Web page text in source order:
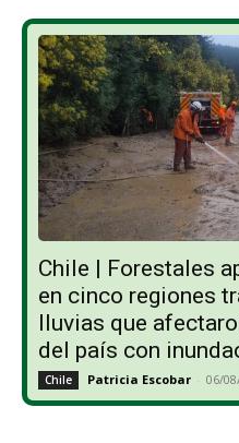
Chile | Forestales
en cinco regiones
lluvias que
del país con
Chile Patricia Escobar - 06/